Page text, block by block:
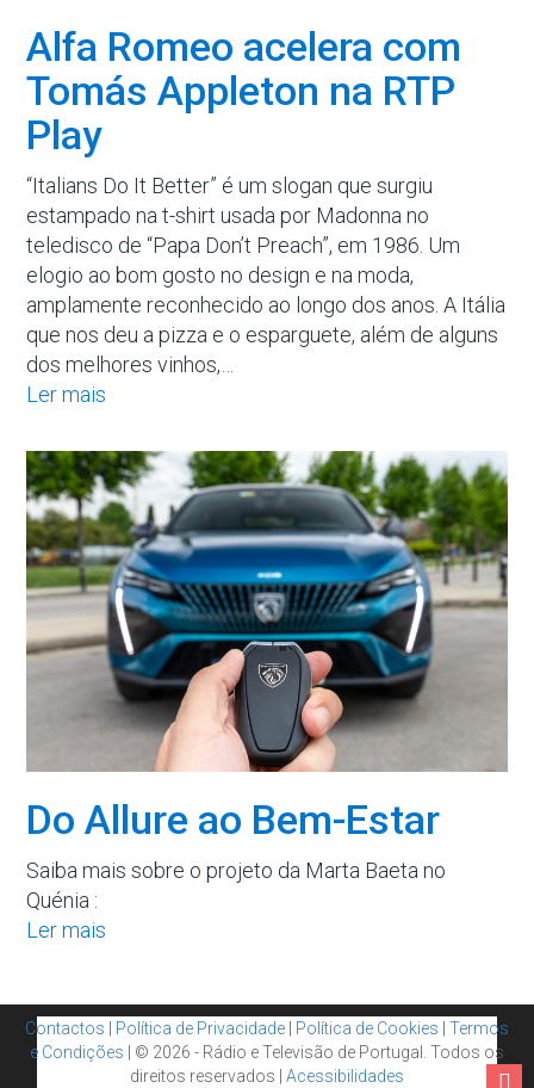
Alfa Romeo acelera com
Tomás Appleton na RTP
Play
“Italians Do It Better” é um slogan que surgiu
estampado na t-shirt usada por Madonna no
teledisco de “Papa Don’t Preach”, em 1986. Um
elogio ao bom gosto no design e na moda,
amplamente reconhecido ao longo dos anos. A Itália
que nos deu a pizza e o esparguete, além de alguns
dos melhores vinhos,…
Ler mais
Do Allure ao Bem-Estar
Saiba mais sobre o projeto da Marta Baeta no
Quénia :
Ler mais
Contactos Política de Privacidade Política de Cookies
Termos
e Condições | © 2026 - Rádio e Televisão de Portugal. Todos os
direitos reservados | Acessibilidades